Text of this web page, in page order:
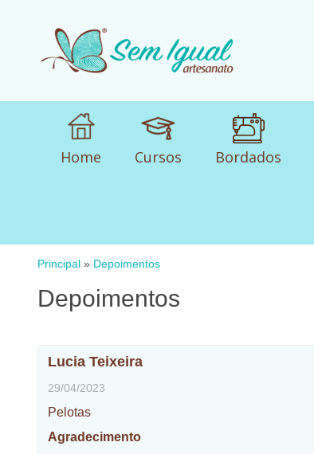
Home Cursos Bordados
Principal » Depoimentos
Depoimentos
Lucia Teixeira
29/04/2023
Pelotas
Agradecimento